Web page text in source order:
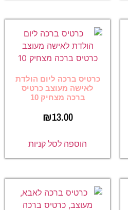
כרטיס ברכה ליום הולדת
לאישה מעוצב כרטיס
ברכה מצחיק 10
₪13.00
הוספה לסל קניות